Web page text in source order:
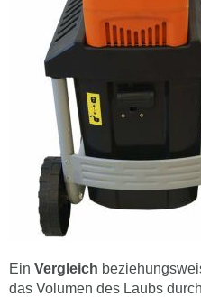
Ein Vergleich
das Volumen des Laubs